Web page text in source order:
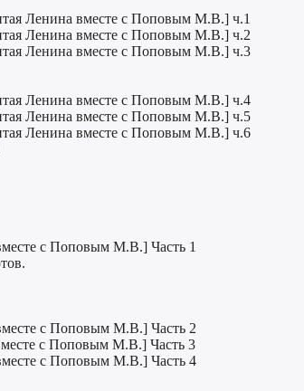
Ленина вместе с Поповым М.В.] ч.1
Ленина вместе с Поповым М.В.] ч.2
Ленина вместе с Поповым М.В.] ч.3
Ленина вместе с Поповым М.В.] ч.4
Ленина вместе с Поповым М.В.] ч.5
Ленина вместе с Поповым М.В.] ч.6
с Поповым М.В.] Часть 1
с Поповым М.В.] Часть 2
с Поповым М.В.] Часть 3
с Поповым М.В.] Часть 4